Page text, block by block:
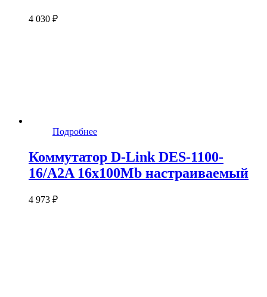
4 030 ₽
Подробнее
Коммутатор D-Link DES-1100-
16/A2A 16x100Mb настраиваемый
4 973 ₽